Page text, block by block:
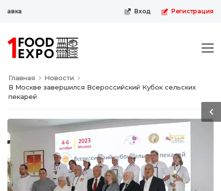
Вход Регистрация
Главная
Новости
В Москве завершился Всероссийский Кубок сельских
пекарей